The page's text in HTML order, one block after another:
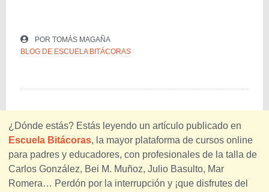
POR TOMÁS MAGAÑA
BLOG DE ESCUELA BITÁCORAS
¿Dónde estás? Estás leyendo un artículo publicado en
Escuela Bitácoras, la mayor plataforma de cursos online
para padres y educadores, con profesionales de la talla de
Carlos González, Bei M. Muñoz, Julio Basulto, Mar
Romera… Perdón por la interrupción y ¡que disfrutes del